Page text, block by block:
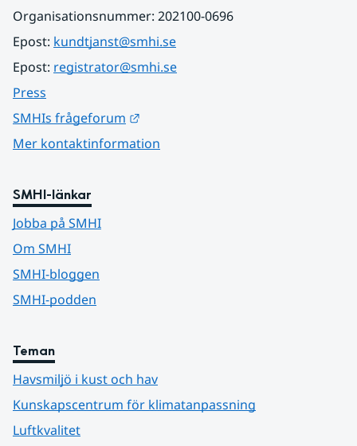
Organisationsnummer: 202100-0696
Epost: kundtjanst@smhi.se
Epost: registrator@smhi.se
Press
SMHIs frågeforum
Mer kontaktinformation
SMHI-länkar
Jobba på SMHI
Om SMHI
SMHI-bloggen
SMHI-podden
Teman
Havsmiljö i kust och hav
Kunskapscentrum för klimatanpassning
Luftkvalitet